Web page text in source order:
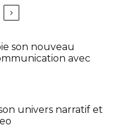
son nouveau
avec
univers narratif et